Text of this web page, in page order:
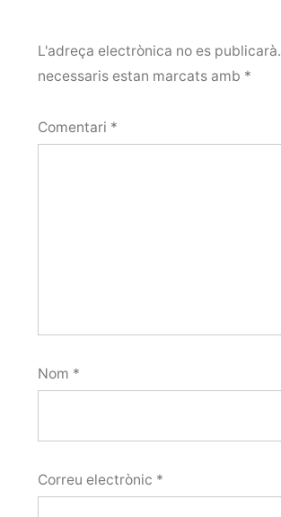
L'adreça electrònica no es publicarà.
necessaris estan marcats amb *
Comentari *
Nom *
Correu electrònic *